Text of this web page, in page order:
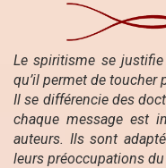
Le spiritisme se
qu’il permet de toucher
Il se différencie des
chaque message est
auteurs. Ils sont
leurs préoccupations